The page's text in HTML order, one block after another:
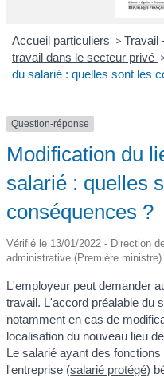
Accueil particuliers > Travail
travail dans le secteur privé
du salarié : quelles sont les
Question-réponse
Modification du
salarié : quelles
conséquences ?
Vérifié le 13/01/2022 - Direction
administrative (Première ministre)
L'employeur peut demander
travail. L'accord préalable du
notamment en cas de
localisation du nouveau lieu
Le salarié ayant des
l'entreprise (salarié protégé)